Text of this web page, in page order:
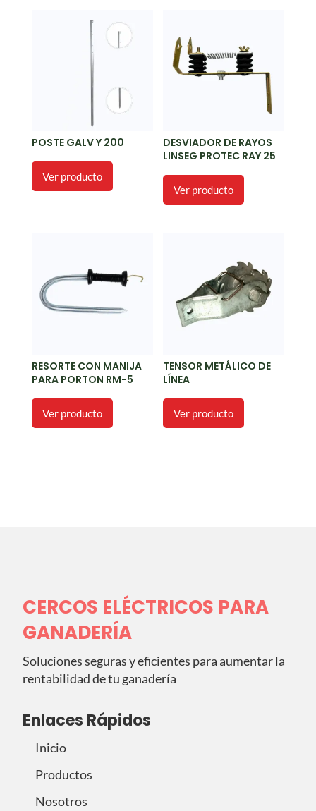
POSTE GALV Y 200
Ver producto
DESVIADOR DE RAYOS
LINSEG PROTEC RAY 25
Ver producto
RESORTE CON MANIJA
PARA PORTON RM-5
Ver producto
TENSOR METÁLICO DE
LÍNEA
Ver producto
CERCOS ELÉCTRICOS PARA
GANADERÍA
Soluciones seguras y eficientes para aumentar la
rentabilidad de tu ganadería
Enlaces Rápidos
Inicio
Productos
Nosotros